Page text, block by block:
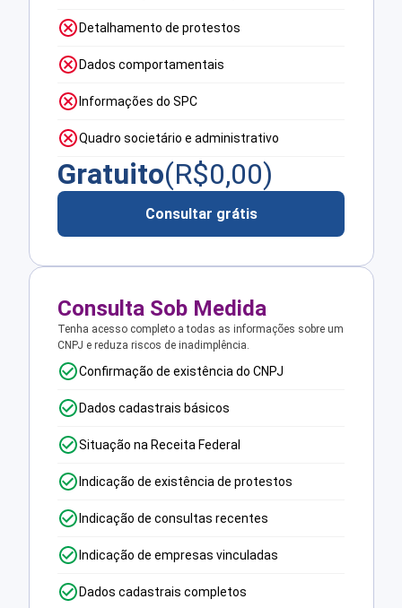
Detalhamento de protestos
Dados comportamentais
Informações do SPC
Quadro societário e administrativo
Gratuito(R$0,00)
Consultar grátis
Consulta Sob Medida
Tenha acesso completo a todas as informações sobre um
CNPJ e reduza riscos de inadimplência.
Confirmação de existência do CNPJ
Dados cadastrais básicos
Situação na Receita Federal
Indicação de existência de protestos
Indicação de consultas recentes
Indicação de empresas vinculadas
Dados cadastrais completos